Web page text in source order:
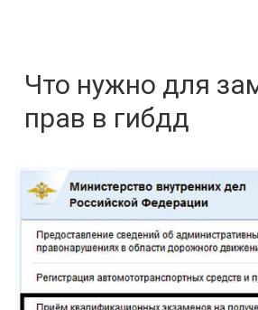
Что нужно для
прав в гибдд